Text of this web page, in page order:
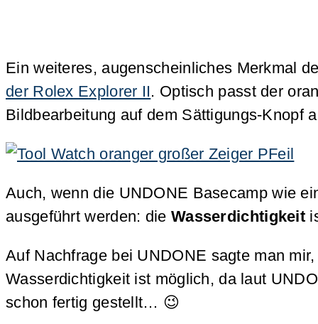
Ein weiteres, augenscheinliches Merkmal
der Rolex Explorer II. Optisch passt der
Bildbearbeitung auf dem Sättigungs-Knopf
Auch, wenn die UNDONE Basecamp wie
ausgeführt werden: die Wasserdichtigkeit
Auf Nachfrage bei UNDONE sagte man
Wasserdichtigkeit ist möglich, da laut
schon fertig gestellt… 😉